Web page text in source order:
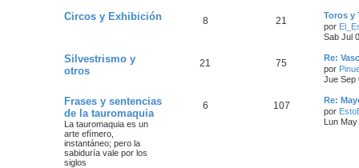
Circos y Exhibición 8 21
Toros y
por
Sab Jul
Silvestrismo y
otros
21 75
Re:
por
Jue Sep
Frases y sentencias
de la tauromaquia
La tauromaquia es un
arte efímero,
instantáneo; pero la
sabiduría vale por los
siglos
6 107
Re:
por
Lun